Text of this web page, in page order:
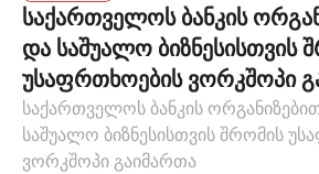
საქართველოს ბანკის
და საშუალო ბიზნესისთვის
უსაფრთხოების ვორკშოპი
საქართველოს ბანკის
საშუალო ბიზნესისთვის შრომის
ვორკშოპი გაიმართა